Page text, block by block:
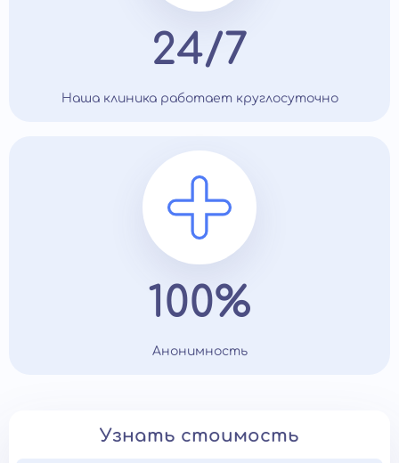
24/7
Наша клиника работает круглосуточно
100%
Анонимность
Узнать стоимость